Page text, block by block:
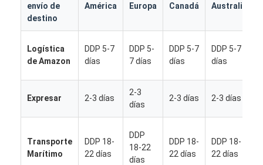
envío de
destino
América Europa Canadá Australia
Logística
de Amazon
DDP 5-7
días
DDP 5-
7 días
DDP 5-7
días
DDP 5-7
días
Expresar 2-3 días
2-3
días
2-3 días 2-3 días
Transporte
Marítimo
DDP 18-
22 días
DDP
18-22
días
DDP 18-
22 días
DDP 18-
22 días